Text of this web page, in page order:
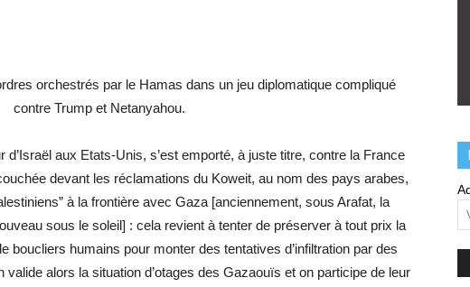
orchestrés par le Hamas dans un jeu diplomatique compliqué
contre Trump et Netanyahou.
aux Etats-Unis, s’est emporté, à juste titre, contre la France
devant les réclamations du Koweit, au nom des pays arabes,
à la frontière avec Gaza [anciennement, sous Arafat, la
sous le soleil] : cela revient à tenter de préserver à tout prix la
boucliers humains pour monter des tentatives d’infiltration par des
alors la situation d’otages des Gazaouïs et on participe de leur